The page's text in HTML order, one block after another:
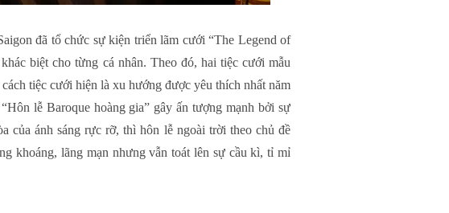
đã tổ chức sự kiện triển lãm cưới “The Legend of
biệt cho từng cá nhân. Theo đó, hai tiệc cưới mẫu
tiệc cưới hiện là xu hướng được yêu thích nhất năm
lễ Baroque hoàng gia” gây ấn tượng mạnh bởi sự
của ánh sáng rực rỡ, thì hôn lễ ngoài trời theo chủ đề
khoáng, lãng mạn nhưng vẫn toát lên sự cầu kì, tỉ mỉ